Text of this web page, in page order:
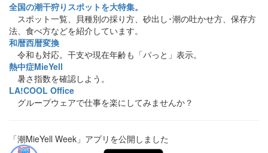
全国の潮干狩りスポットを大特集。
スポット一覧、貝種別の採り方、砂出し･潮の吐かせ方、保存方
法、食べ方などを紹介しています。
和暦西暦変換
令和も対応。干支や現在年齢も「パっと」表示。
熱中症MieYell
暑さ指数を確認しよう。
LA!COOL Office
グループウェアで仕事を楽にしてみませんか？
「潮MieYell Week」アプリを公開しました